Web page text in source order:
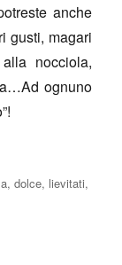
anche
gusti, magari
nocciola,
ognuno
,dolce, lievitati,